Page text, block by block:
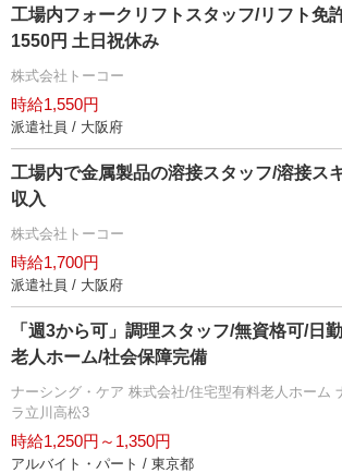
工場内フォークリフトスタッフ/リフト免
1550円 土日祝休み
株式会社トーコー
時給1,550円
派遣社員 / 大阪府
工場内で金属製品の溶接スタッフ/溶接ス
収入
株式会社トーコー
時給1,700円
派遣社員 / 大阪府
「週3から可」調理スタッフ/無資格可/日
老人ホーム/社会保障完備
ナーシング・ケア 株式会社/住宅型有料老人ホーム
ラ立川高松3
時給1,250円～1,350円
アルバイト・パート / 東京都